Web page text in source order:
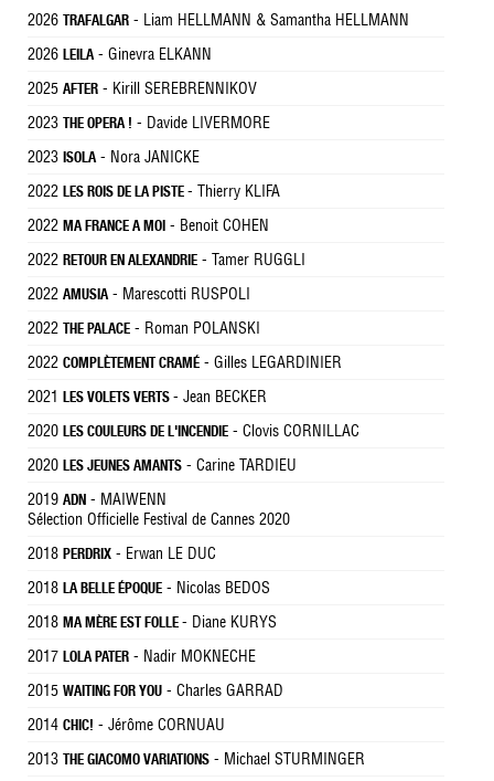
2026 TRAFALGAR - Liam HELLMANN & Samantha HELLMANN
2026
LEILA- Ginevra ELKANN
2025 AFTER - Kirill SEREBRENNIKOV
2023 THE OPERA ! - Davide LIVERMORE
2023 ISOLA- Nora JANICKE
2022
LES ROIS DE LA PISTE - Thierry KLIFA
2022 MA FRANCE A MOI - Benoit COHEN
2022 RETOUR EN ALEXANDRIE - Tamer RUGGLI
2022 AMUSIA- Marescotti RUSPOLI
2022 THE PALACE - Roman POLANSKI
2022 COMPLÈTEMENT CRAMÉ - Gilles LEGARDINIER
2021
LES VOLETS VERTS - Jean BECKER
2020
LES COULEURS DE L'INCENDIE - Clovis CORNILLAC
2020
LES JEUNES AMANTS - Carine TARDIEU
2019 ADN - MAIWENN
Sélection Officielle Festival de Cannes 2020
2018 PERDRIX - Erwan LE DUC
2018
LA BELLE ÉPOQUE - Nicolas BEDOS
2018 MA MÈRE EST FOLLE - Diane KURYS
2017
LOLA PATER - Nadir MOKNECHE
2015 WAITING FOR YOU - Charles GARRAD
2014 CHIC! - Jérôme CORNUAU
2013 THE GIACOMO VARIATIONS - Michael STURMINGER